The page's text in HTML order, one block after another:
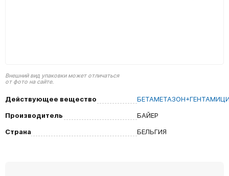
Внешний вид упаковки может отличаться
от фото на сайте.
Действующее вещество
Производитель
БАЙЕР
Страна
БЕЛЬГИЯ